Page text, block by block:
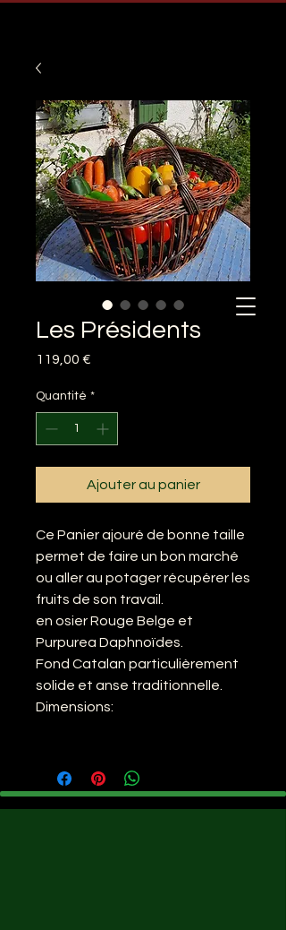
Les Présidents
119,00 €
Quantité *
Ajouter au panier
Ce Panier ajouré de bonne taille
permet de faire un bon marché
ou aller au potager récupérer les
fruits de son travail.
en osier Rouge Belge et
Purpurea Daphnoïdes.
Fond Catalan particulièrement
solide et anse traditionnelle.
Dimensions: